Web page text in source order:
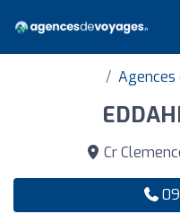
Agences
Cr
09